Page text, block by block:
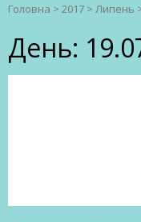
Головна > 2017 > Липень
День: